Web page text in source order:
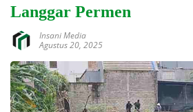
Langgar Permen
Insani Media
Agustus 20, 2025